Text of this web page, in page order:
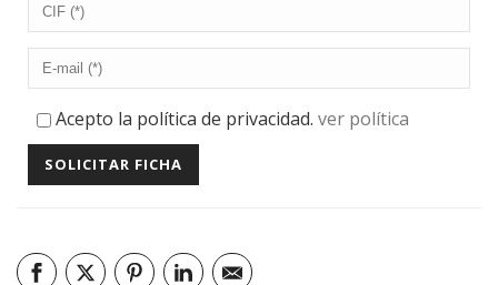
Acepto la política de privacidad. ver política